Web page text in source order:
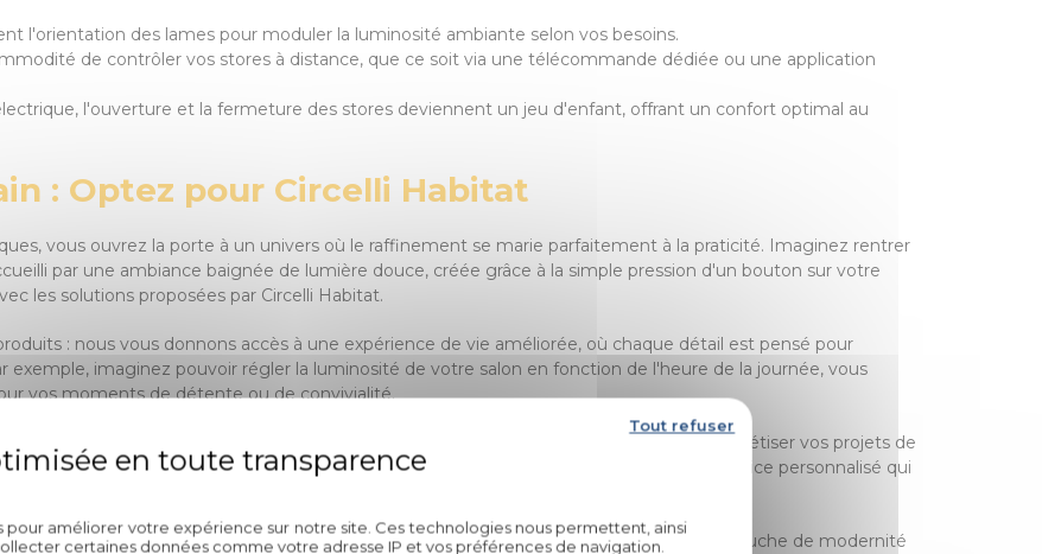
l'orientation des lames pour moduler la luminosité ambiante selon vos besoins.
de contrôler vos stores à distance, que ce soit via une télécommande dédiée ou une application
l'ouverture et la fermeture des stores deviennent un jeu d'enfant, offrant un confort optimal au
: Optez pour Circelli Habitat
vous ouvrez la porte à un univers où le raffinement se marie parfaitement à la praticité. Imaginez rentrer
par une ambiance baignée de lumière douce, créée grâce à la simple pression d'un bouton sur votre
les solutions proposées par Circelli Habitat.
: nous vous donnons accès à une expérience de vie améliorée, où chaque détail est pensé pour
imaginez pouvoir régler la luminosité de votre salon en fonction de l'heure de la journée, vous
vos moments de détente ou de convivialité.
le domaine de l'aménagement de l'habitat fait de nous le partenaire idéal pour concrétiser vos projets de
vous optez pour la qualité, le confort et l'innovation, tout en bénéficiant d'un service personnalisé qui
de bien-être et d'esthétisme.
les stores vénitiens électriques peuvent révolutionner votre intérieur, apportant une touche de modernité
pour améliorer votre expérience sur notre site. Ces technologies nous permettent, ainsi
certaines données comme votre adresse IP et vos préférences de navigation.
Tout refuser